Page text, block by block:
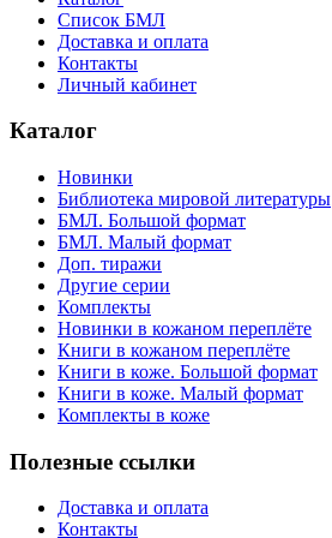
Список БМЛ
Доставка и оплата
Контакты
Личный кабинет
Каталог
Новинки
Библиотека мировой литературы
БМЛ. Большой формат
БМЛ. Малый формат
Доп. тиражи
Другие серии
Комплекты
Новинки в кожаном переплёте
Книги в кожаном переплёте
Книги в коже. Большой формат
Книги в коже. Малый формат
Комплекты в коже
Полезные ссылки
Доставка и оплата
Контакты